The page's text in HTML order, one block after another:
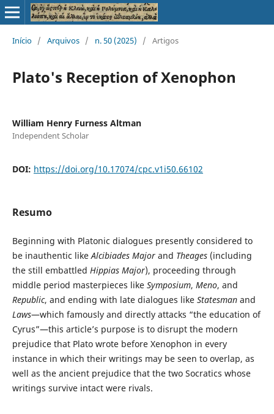
Início / Arquivos / n. 50 (2025) / Artigos
Plato's Reception of Xenophon
William Henry Furness Altman
Independent Scholar
DOI: https://doi.org/10.17074/cpc.v1i50.66102
Resumo
Beginning with Platonic dialogues presently considered to
be inauthentic likeAlcibiades Majorand Theages(including
the still embattled Hippias Major), proceeding through
middle period masterpieces like Symposium, Meno, and
Republic, and ending with late dialogues like Statesmanand
Laws—which famously and directly attacks “the education of
Cyrus”—this article’s purpose is to disrupt the modern
prejudice that Plato wrote before Xenophon in every
instance in which their writings may be seen to overlap, as
well as the ancient prejudice that the two Socratics whose
writings survive intact were rivals.